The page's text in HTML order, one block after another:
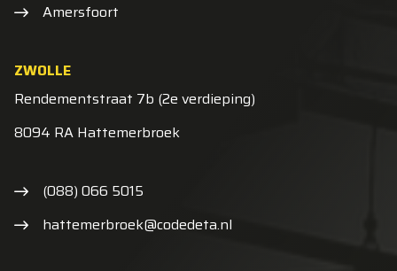
Amersfoort
ZWOLLE
Rendementstraat 7b (2e verdieping)
8094 RA Hattemerbroek
(088) 066 5015
hattemerbroek@codedeta.nl